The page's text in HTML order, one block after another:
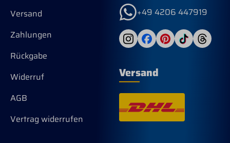
Versand
Zahlungen
Rückgabe
Widerruf
AGB
Vertrag widerrufen
+49 4206 447919
Versand